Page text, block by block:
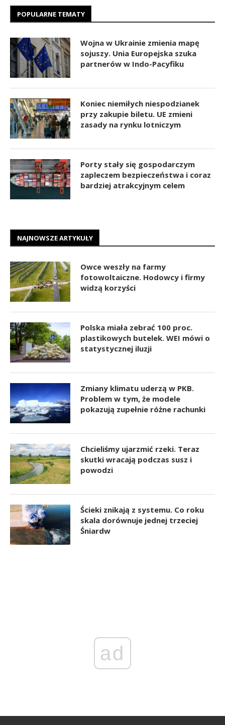
POPULARNE TEMATY
Wojna w Ukrainie zmienia mapę
sojuszy. Unia Europejska szuka
partnerów w Indo-Pacyfiku
Koniec niemiłych niespodzianek
przy zakupie biletu. UE zmieni
zasady na rynku lotniczym
Porty stały się gospodarczym
zapleczem bezpieczeństwa i coraz
bardziej atrakcyjnym celem
NAJNOWSZE ARTYKUŁY
Owce weszły na farmy
fotowoltaiczne. Hodowcy i firmy
widzą korzyści
Polska miała zebrać 100 proc.
plastikowych butelek. WEI mówi o
statystycznej iluzji
Zmiany klimatu uderzą w PKB.
Problem w tym, że modele
pokazują zupełnie różne rachunki
Chcieliśmy ujarzmić rzeki. Teraz
skutki wracają podczas susz i
powodzi
Ścieki znikają z systemu. Co roku
skala dorównuje jednej trzeciej
Śniardw
ad